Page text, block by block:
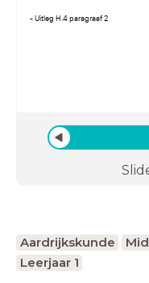
- Uitleg H.4 paragraaf 2
Aardrijkskunde
Leerjaar 1